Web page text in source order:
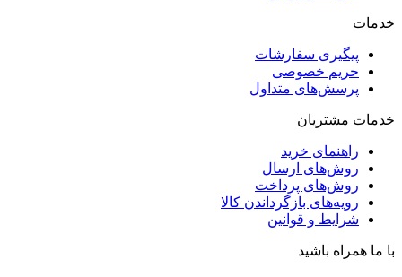
خدمات
پیگیری سفارشات
حریم خصوصی
پرسش‌های متداول
خدمات مشتریان
راهنمای خرید
روش‌های ارسال
روش‌های پرداخت
رویه‌های بازگرداندن کالا
شرایط و قوانین
با ما همراه باشید